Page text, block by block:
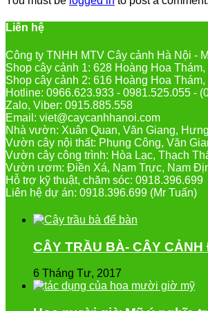
Liên hệ
Công ty TNHH MTV Cây cảnh Hà Nội -
Shop cây cảnh 1: 628 Hoàng Hoa
Shop cây cảnh 2: 616 Hoàng Hoa
Hotline: 0966.623.933 - 0981.525.055 -
Zalo, Viber: 0915.885.558
Email: viet@caycanhhanoi.com
Nhà vườn: Xuân Quan, Văn Giang,
Vườn cây nội thất: Phụng Công, Văn
Vườn cây công trình: Hòa Lạc, Thạch
Vườn ươm: Điền Xá, Nam Trực, Nam
Hỗ trợ kỹ thuật, chăm sóc: 0918.396.699
Liên hệ dự án: 0918.396.699 (Mr Tuấn)
CÂY TRẦU BÀ- CÂY CẢNH
6 Tháng Tư, 2017